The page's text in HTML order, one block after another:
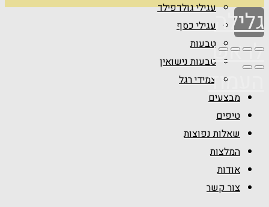
עגילי גולדפילד
עגילי כסף
טבעות
טבעות נישואין
צמידי רגל
מבצעים
טיפים
שאלות נפוצות
המלצות
אודות
צור קשר
גלילה
לראש
העמוד